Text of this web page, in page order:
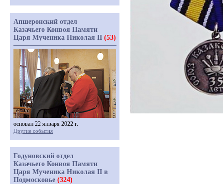
Апшеронский отдел
Казачьего Конвоя Памяти
Царя Мученика Николая II (53)
основан 22 января 2022 г.
Другие события
Годуновский отдел
Казачьего Конвоя Памяти
Царя Мученика Николая II в
Подмосковье (324)